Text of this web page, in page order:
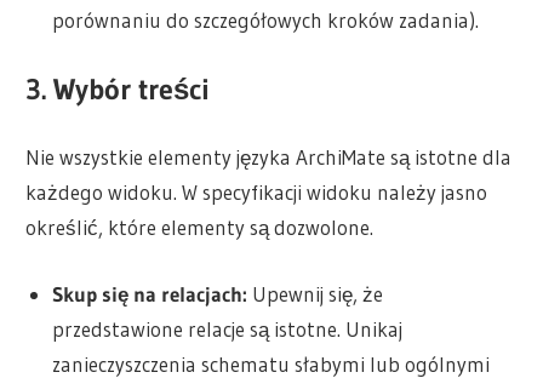
porównaniu do szczegółowych kroków zadania).
3. Wybór treści
Nie wszystkie elementy języka ArchiMate są istotne dla
każdego widoku. W specyfikacji widoku należy jasno
określić, które elementy są dozwolone.
Skup się na relacjach: Upewnij się, że
przedstawione relacje są istotne. Unikaj
zanieczyszczenia schematu słabymi lub ogólnymi